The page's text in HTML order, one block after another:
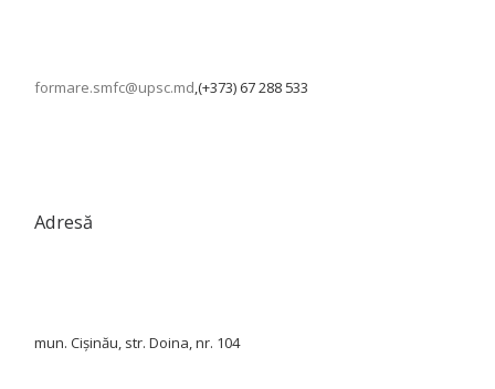
formare.smfc@upsc.md,(+373) 67 288 533
Adresă
mun. Cișinău, str. Doina, nr. 104